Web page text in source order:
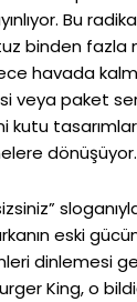
Bu
binden fazla
havada
veya paket
kutu
dönüşüyor.
eski
dinlemesi
King, o